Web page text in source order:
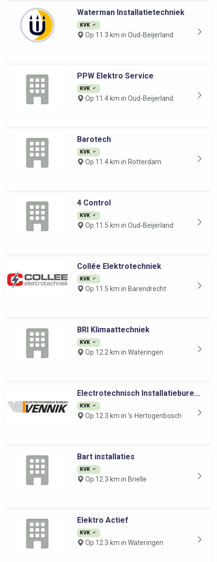
Waterman Installatietechniek
KVK
Op 11.3 km in Oud-Beijerland
PPW Elektro Service
KVK
Op 11.4 km in Oud-Beijerland
Barotech
KVK
Op 11.4 km in Rotterdam
4 Control
KVK
Op 11.5 km in Oud-Beijerland
Collée Elektrotechniek
KVK
Op 11.5 km in Barendrecht
BRI Klimaattechniek
KVK
Op 12.2 km in Wateringen
Electrotechnisch Installatiebure...
KVK
Op 12.3 km in 's-Hertogenbosch
Bart installaties
KVK
Op 12.3 km in Brielle
Elektro Actief
KVK
Op 12.3 km in Wateringen